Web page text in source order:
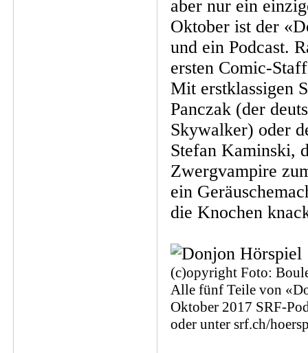
aber nur ein
Oktober ist der
und ein Podcast.
ersten Comic-
Mit erstklassigen
Panczak (der
Skywalker) oder
Stefan Kaminski,
Zwergvampire
ein
die Knochen
(c)opyright Foto:
Alle fünf Teile von
Oktober 2017 SRF-
oder unter srf.ch/